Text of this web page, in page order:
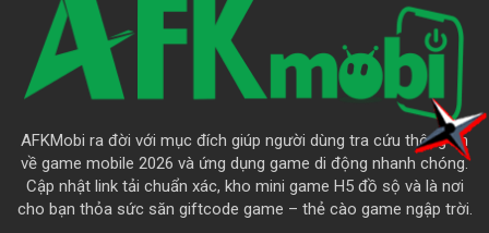
AFKMobi ra đời với mục đích giúp người dùng tra cứu thông tin
về game mobile 2026 và ứng dụng game di động nhanh chóng.
Cập nhật link tải chuẩn xác, kho mini game H5 đồ sộ và là nơi
cho bạn thỏa sức săn giftcode game – thẻ cào game ngập trời.